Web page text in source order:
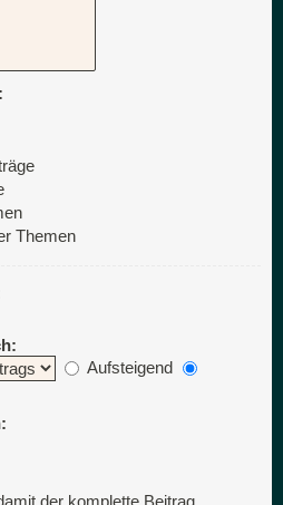
Themen
Aufsteigend